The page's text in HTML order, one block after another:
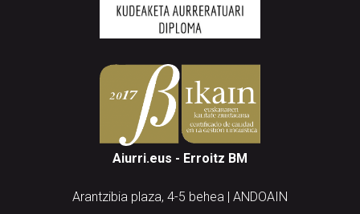
Aiurri.eus - Erroitz BM
Arantzibia plaza, 4-5 behea | ANDOAIN